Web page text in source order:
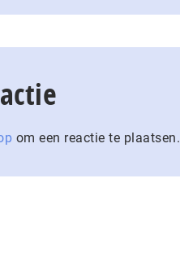
om een reactie te plaatsen.